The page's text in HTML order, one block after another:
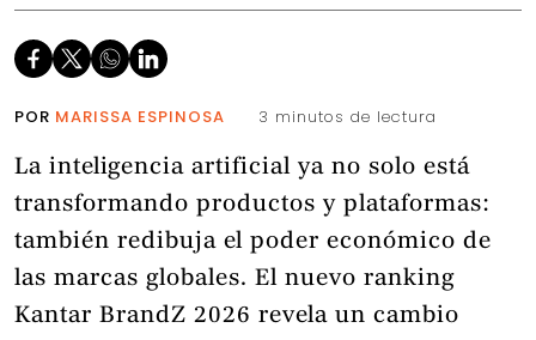
POR MARISSA ESPINOSA 3 minutos de lectura
La inteligencia artificial ya no solo está
transformando productos y plataformas:
también redibuja el poder económico de
las marcas globales. El nuevo ranking
Kantar BrandZ 2026 revela un cambio